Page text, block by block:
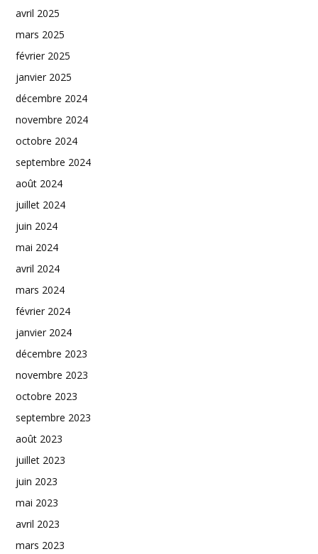
avril 2025
mars 2025
février 2025
janvier 2025
décembre 2024
novembre 2024
octobre 2024
septembre 2024
août 2024
juillet 2024
juin 2024
mai 2024
avril 2024
mars 2024
février 2024
janvier 2024
décembre 2023
novembre 2023
octobre 2023
septembre 2023
août 2023
juillet 2023
juin 2023
mai 2023
avril 2023
mars 2023